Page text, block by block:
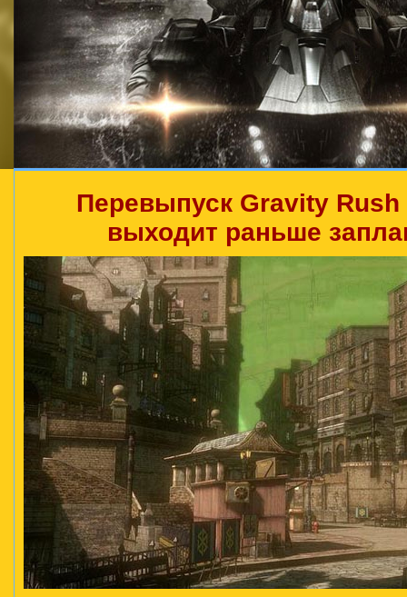
Перевыпуск Gravity Rush
выходит раньше